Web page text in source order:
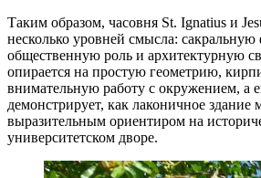
Таким образом, часовня St. Ignatius и
несколько уровней смысла:
общественную роль и архитектурную
опирается на простую геометрию,
внимательную работу с окружением, а
демонстрирует, как лаконичное здание
выразительным ориентиром на
университетском дворе.